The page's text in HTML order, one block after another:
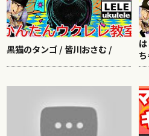
黒猫のタンゴ / 皆川おさむ /